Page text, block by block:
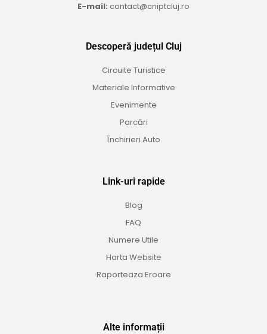
E-mail: contact@cniptcluj.ro
Descoperă județul Cluj
Circuite Turistice
Materiale Informative
Evenimente
Parcări
Închirieri Auto
Link-uri rapide
Blog
FAQ
Numere Utile
Harta Website
Raporteaza Eroare
Alte informații